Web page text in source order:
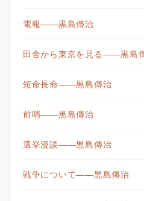
電報——黒島傳治
田舎から東京を見る——黒島
短命長命——黒島傳治
前哨——黒島傳治
選挙漫談——黒島傳治
戦争について——黒島傳治